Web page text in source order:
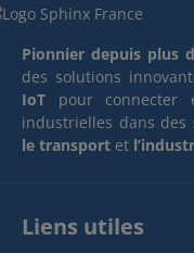
Pionnier depuis plus
des solutions
IoT pour connecter
industrielles dans des
le transport et
Liens utiles